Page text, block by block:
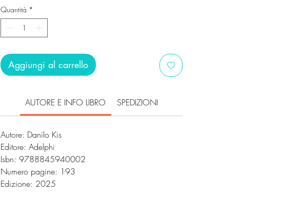
Quantità *
Aggiungi al carrello
AUTORE E INFO LIBRO SPEDIZIONI
Autore: Danilo Kis
Editore: Adelphi
Isbn: 9788845940002
Numero pagine: 193
Edizione: 2025